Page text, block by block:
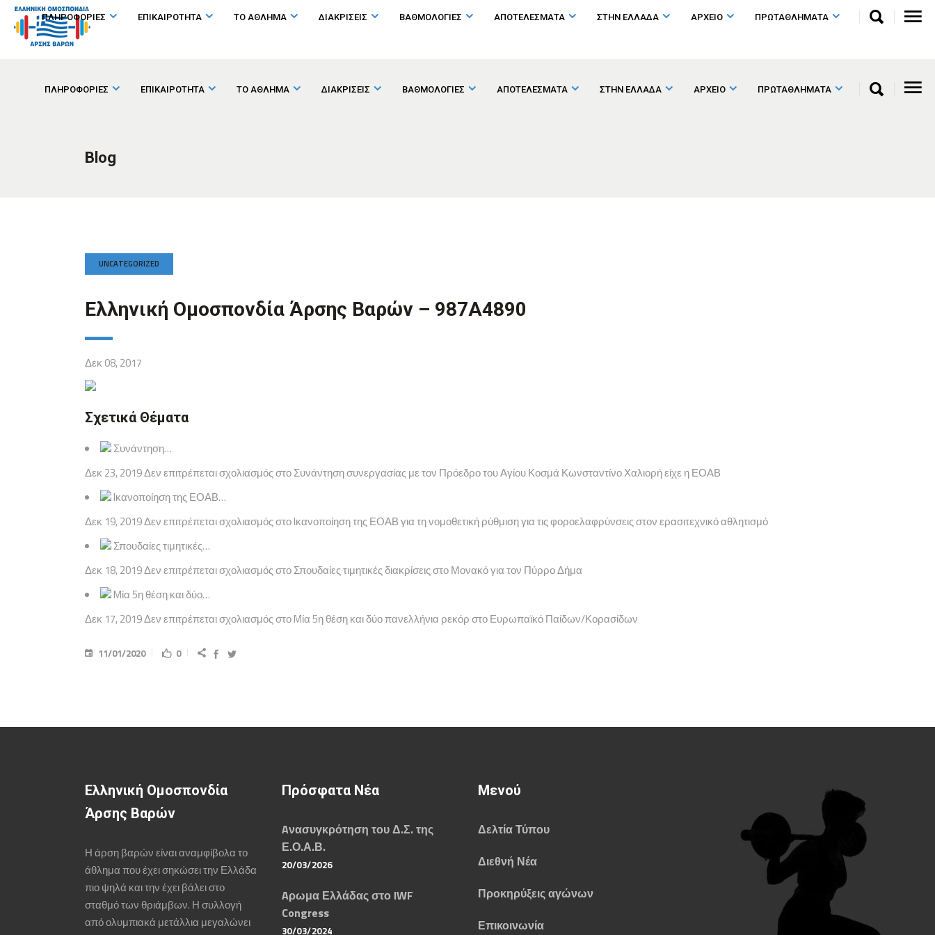
ΠΛΗΡΟΦΟΡΙΕΣ ΕΠΙΚΑΙΡΟΤΗΤΑ ΤΟ ΑΘΛΗΜΑ ΔΙΑΚΡΙΣΕΙΣ ΒΑΘΜΟΛΟΓΙΕΣ ΑΠΟΤΕΛΕΣΜΑΤΑ ΣΤΗΝ ΕΛΛΑΔΑ ΑΡΧΕΙΟ ΠΡΩΤΑΘΛΗΜΑΤΑ
ΠΛΗΡΟΦΟΡΙΕΣ ΕΠΙΚΑΙΡΟΤΗΤΑ ΤΟ ΑΘΛΗΜΑ ΔΙΑΚΡΙΣΕΙΣ ΒΑΘΜΟΛΟΓΙΕΣ ΑΠΟΤΕΛΕΣΜΑΤΑ ΣΤΗΝ ΕΛΛΑΔΑ ΑΡΧΕΙΟ ΠΡΩΤΑΘΛΗΜΑΤΑ
Blog
UNCATEGORIZED
Ελληνική Ομοσπονδία Άρσης Βαρών – 987A4890
Δεκ 08, 2017
Σχετικά Θέματα
Συνάντηση…
Δεκ 23, 2019 Δεν επιτρέπεται σχολιασμός στο Συνάντηση συνεργασίας με τον Πρόεδρο του Αγίου Κοσμά Κωνσταντίνο Χαλιορή είχε η ΕΟΑΒ
Iκανοποίηση της ΕΟΑΒ…
Δεκ 19, 2019 Δεν επιτρέπεται σχολιασμός στο Iκανοποίηση της ΕΟΑΒ για τη νομοθετική ρύθμιση για τις φοροελαφρύνσεις στον ερασιτεχνικό αθλητισμό
Σπουδαίες τιμητικές…
Δεκ 18, 2019 Δεν επιτρέπεται σχολιασμός στο Σπουδαίες τιμητικές διακρίσεις στο Μονακό για τον Πύρρο Δήμα
Mία 5η θέση και δύο…
Δεκ 17, 2019 Δεν επιτρέπεται σχολιασμός στο Mία 5η θέση και δύο πανελλήνια ρεκόρ στο Ευρωπαϊκό Παίδων/Κορασίδων
11/01/2020 0
Ελληνική Ομοσπονδία
Άρσης Βαρών
Η άρση βαρών είναι αναμφίβολα το
άθλημα που έχει σηκώσει την Ελλάδα
πιο ψηλά και την έχει βάλει στο
σταθμό των θριάμβων. Η συλλογή
από ολυμπιακά μετάλλια μεγαλώνει
Πρόσφατα Νέα
Aνασυγκρότηση του Δ.Σ. της
Ε.Ο.Α.Β.
20/03/2026
Aρωμα Ελλάδας στο IWF
Congress
30/03/2024
Μενού
Δελτία Τύπου
Διεθνή Νέα
Προκηρύξεις αγώνων
Επικοινωνία